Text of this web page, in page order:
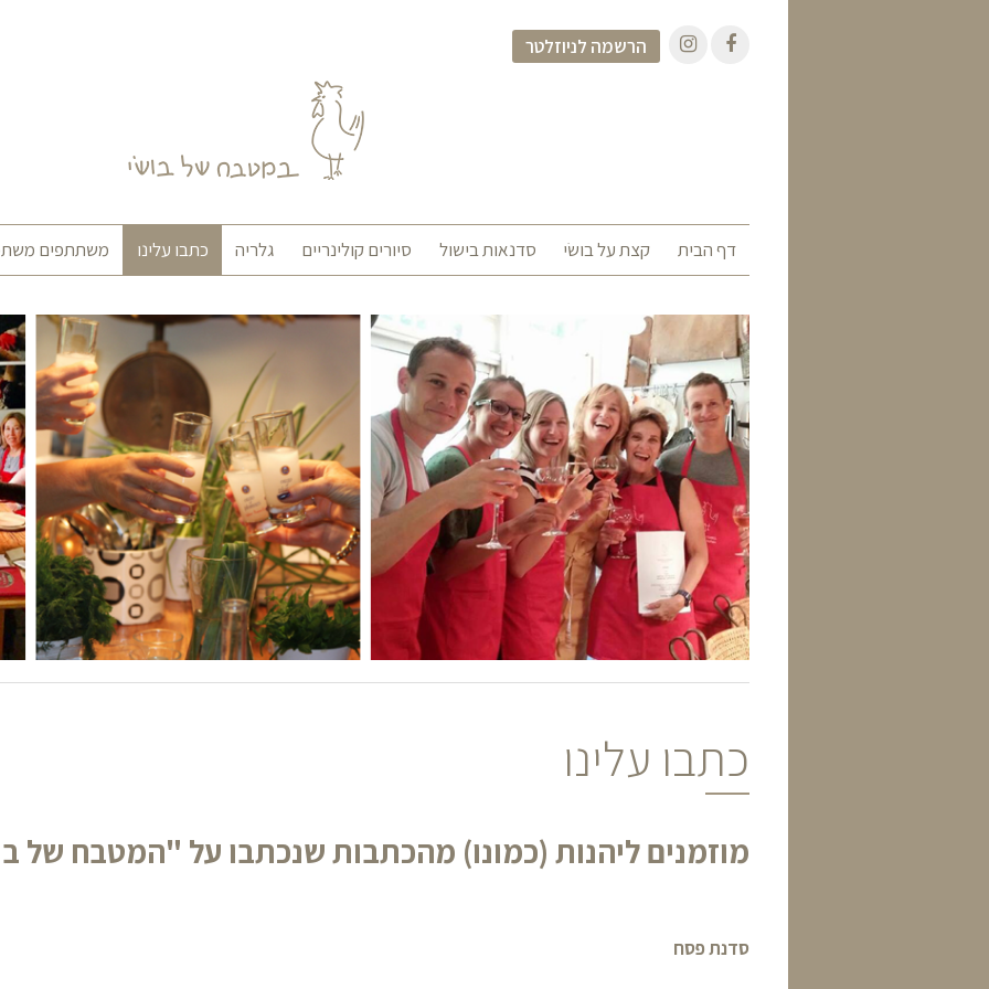
הרשמה לניוזלטר
דף הבית קצת על בושׂי סדנאות בישול סיורים קולינריים גלריה כתבו עלינו משתתפים
כתבו עלינו
מוזמנים ליהנות (כמונו) מהכתבות שנכתבו על "המטבח של
סדנת פסח